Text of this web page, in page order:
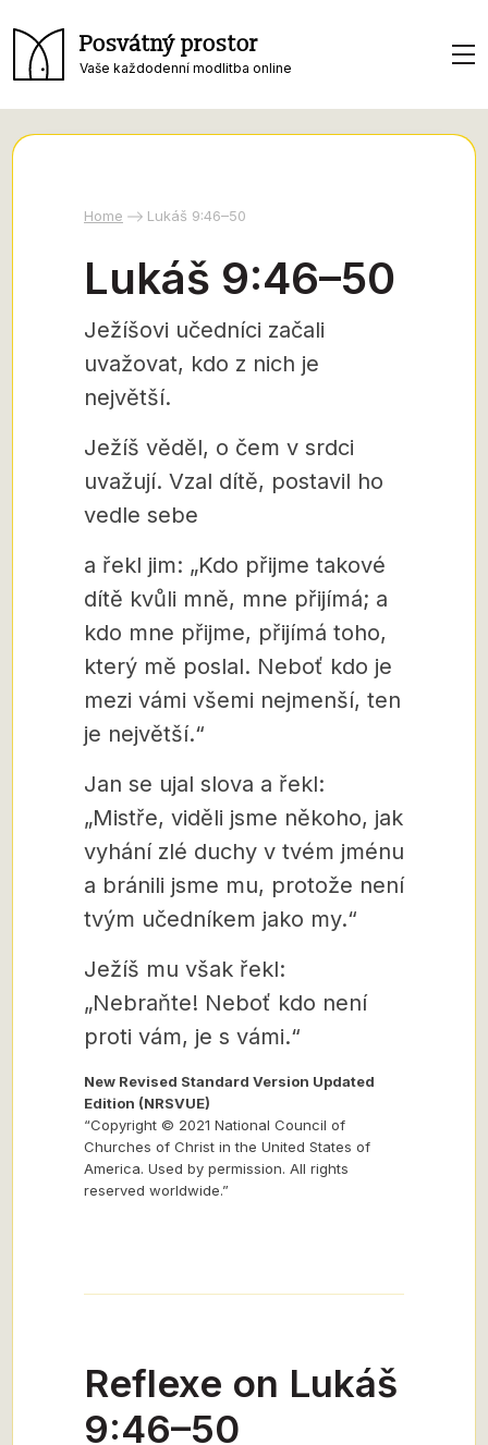
Posvátný prostor
Vaše každodenní modlitba online
Home Lukáš 9:46–50
Lukáš 9:46–50
Ježíšovi učedníci začali
uvažovat, kdo z nich je
největší.
Ježíš věděl, o čem v srdci
uvažují. Vzal dítě, postavil ho
vedle sebe
a řekl jim: „Kdo přijme takové
dítě kvůli mně, mne přijímá; a
kdo mne přijme, přijímá toho,
který mě poslal. Neboť kdo je
mezi vámi všemi nejmenší, ten
je největší.“
Jan se ujal slova a řekl:
„Mistře, viděli jsme někoho, jak
vyhání zlé duchy v tvém jménu
a bránili jsme mu, protože není
tvým učedníkem jako my.“
Ježíš mu však řekl:
„Nebraňte! Neboť kdo není
proti vám, je s vámi.“
New Revised Standard Version Updated
Edition (NRSVUE)
“Copyright © 2021 National Council of
Churches of Christ in the United States of
America. Used by permission. All rights
reserved worldwide.”
Reflexe on Lukáš
9:46–50